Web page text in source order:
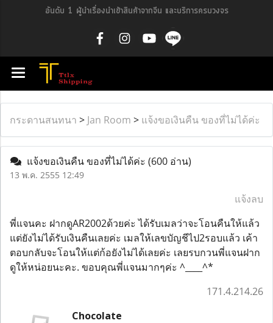
อันดับ 1 ผู้นำเรื่องนำเข้าสินค้าจากจีน และบริการครบวงจร
กระดานสนทนา > Jan Room > แจ้งขอเงินคืน ของที่ไม่ได้ค่ะ
แจ้งขอเงินคืน ของที่ไม่ได้ค่ะ (600 อ่าน)
13 พ.ค. 2555 12:49
แจ้งลบ
พี่แจนคะ ฝากดูAR2002ด้วยค่ะ ได้รับเมลว่าจะโอนคืนให้แล้ว
แต่ยังไม่ได้รับเงินคืนเลยค่ะ เมลให้เลขบัญชีไป2รอบแล้ว เค้า
ตอบกลับจะโอนให้แต่ก้อยังไม่ได้เลยค่ะ เลยรบกวนพี่แจนฝาก
ดูให้หน่อยนะคะ. ขอบคุณพี่แจนมากๆค่ะ ^____^*
171.4.214.26
Chocolate